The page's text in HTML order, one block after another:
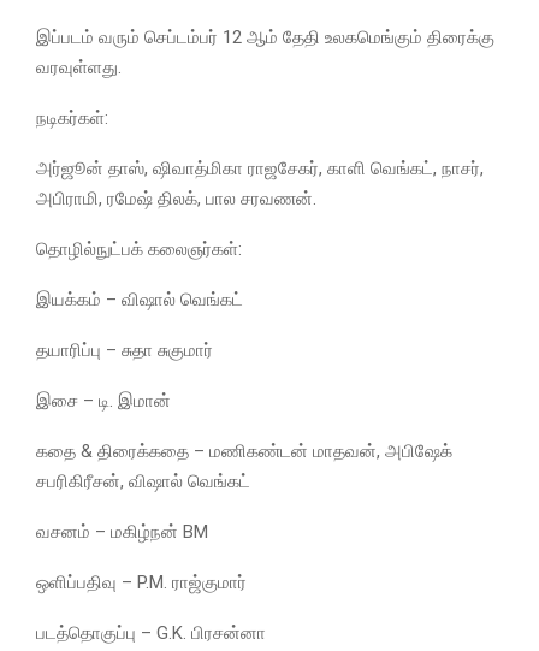
இப்படம் வரும் செப்டம்பர் 12 ஆம் தேதி உலகமெங்கும் திரைக்கு
வரவுள்ளது.
நடிகர்கள்:
அர்ஜூன் தாஸ், ஷிவாத்மிகா ராஜசேகர், காளி வெங்கட், நாசர்,
அபிராமி, ரமேஷ் திலக், பால சரவணன்.
தொழில்நுட்பக் கலைஞர்கள்:
இயக்கம் – விஷால் வெங்கட்
தயாரிப்பு – சுதா சுகுமார்
இசை – டி. இமான்
கதை & திரைக்கதை – மணிகண்டன் மாதவன், அபிஷேக்
சபரிகிரீசன், விஷால் வெங்கட்
வசனம் – மகிழ்நன் BM
ஒளிப்பதிவு – P.M. ராஜ்குமார்
படத்தொகுப்பு – G.K. பிரசன்னா